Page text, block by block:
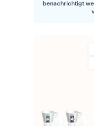
benachrichtigt